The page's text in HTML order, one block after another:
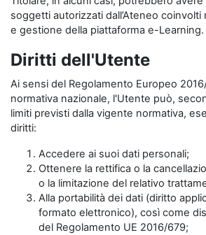
soggetti autorizzati dall’Ateneo coinvolti
e gestione della piattaforma e-Learning.
Diritti dell'Utente
Ai sensi del Regolamento Europeo
normativa nazionale, l'Utente può,
limiti previsti dalla vigente normativa,
diritti:
Accedere ai suoi dati personali;
Ottenere la rettifica o la
o la limitazione del relativo
Alla portabilità dei dati (diritto
formato elettronico), così come
del Regolamento UE 2016/679;